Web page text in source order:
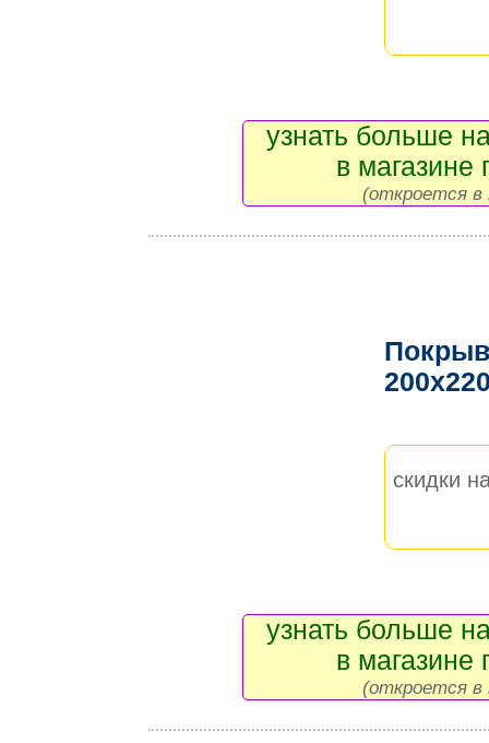
узнать больше
в магазине
(откроется в
скидки
узнать больше
в магазине
(откроется в